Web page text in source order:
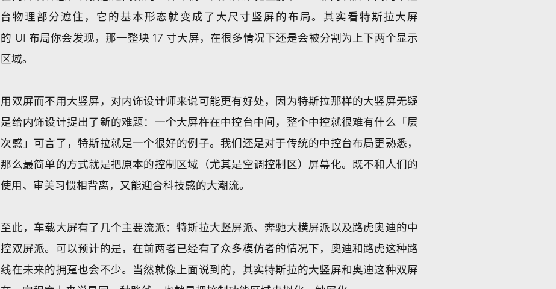
台物理部分遮住，它的基本形态就变成了大尺寸竖屏的布局。其实看特斯拉大屏
的 UI 布局你会发现，那一整块 17 寸大屏，在很多情况下还是会被分割为上下两个显示
区域。
用双屏而不用大竖屏，对内饰设计师来说可能更有好处，因为特斯拉那样的大竖屏无疑
是给内饰设计提出了新的难题：一个大屏杵在中控台中间，整个中控就很难有什么「层
次感」可言了，特斯拉就是一个很好的例子。我们还是对于传统的中控台布局更熟悉，
那么最简单的方式就是把原本的控制区域（尤其是空调控制区）屏幕化。既不和人们的
使用、审美习惯相背离，又能迎合科技感的大潮流。
至此，车载大屏有了几个主要流派：特斯拉大竖屏派、奔驰大横屏派以及路虎奥迪的中
控双屏派。可以预计的是，在前两者已经有了众多模仿者的情况下，奥迪和路虎这种路
线在未来的拥趸也会不少。当然就像上面说到的，其实特斯拉的大竖屏和奥迪这种双屏